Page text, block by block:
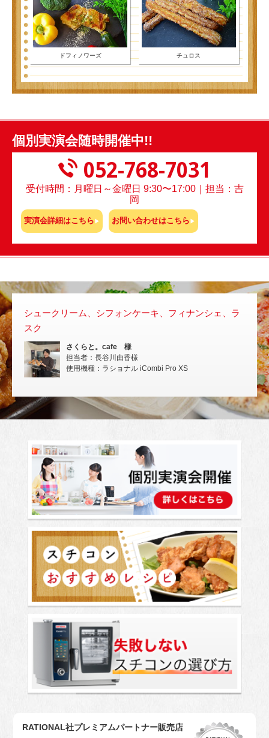
ドフィノワーズ チュロス
個別実演会随時開催中!!
052-768-7031
受付時間：月曜日～金曜日 9:30〜17:00｜担当：吉
岡
実演会詳細はこちら お問い合わせはこちら
シュークリーム、シフォンケーキ、フィナンシェ、ラ
スク
さくらと。cafe 様
担当者：長谷川由香様
使用機種：ラショナル iCombi Pro XS
ス
い
RATIONAL社プレミアムパートナー販売店